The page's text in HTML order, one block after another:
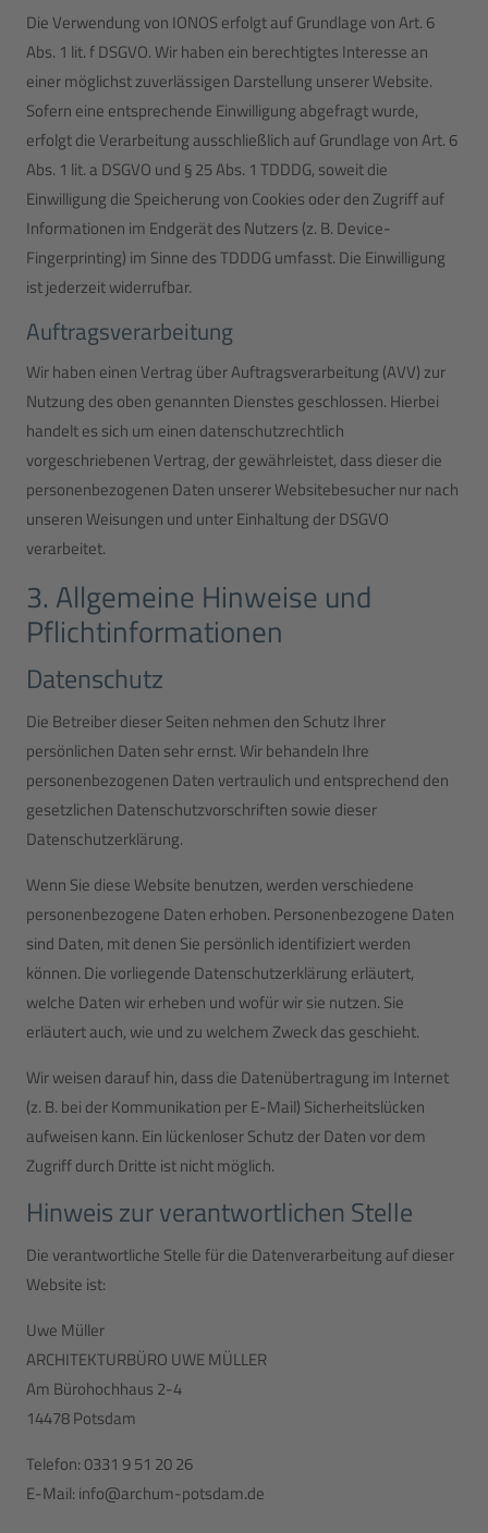
Die Verwendung von IONOS erfolgt auf Grundlage von Art. 6
Abs. 1 lit. f DSGVO. Wir haben ein berechtigtes Interesse an
einer möglichst zuverlässigen Darstellung unserer Website.
Sofern eine entsprechende Einwilligung abgefragt wurde,
erfolgt die Verarbeitung ausschließlich auf Grundlage von Art. 6
Abs. 1 lit. a DSGVO und § 25 Abs. 1 TDDDG, soweit die
Einwilligung die Speicherung von Cookies oder den Zugriff auf
Informationen im Endgerät des Nutzers (z. B. Device-
Fingerprinting) im Sinne des TDDDG umfasst. Die Einwilligung
ist jederzeit widerrufbar.
Auftragsverarbeitung
Wir haben einen Vertrag über Auftragsverarbeitung (AVV) zur
Nutzung des oben genannten Dienstes geschlossen. Hierbei
handelt es sich um einen datenschutzrechtlich
vorgeschriebenen Vertrag, der gewährleistet, dass dieser die
personenbezogenen Daten unserer Websitebesucher nur nach
unseren Weisungen und unter Einhaltung der DSGVO
verarbeitet.
3. Allgemeine Hinweise und
Pflicht­informationen
Datenschutz
Die Betreiber dieser Seiten nehmen den Schutz Ihrer
persönlichen Daten sehr ernst. Wir behandeln Ihre
personenbezogenen Daten vertraulich und entsprechend den
gesetzlichen Datenschutzvorschriften sowie dieser
Datenschutzerklärung.
Wenn Sie diese Website benutzen, werden verschiedene
personenbezogene Daten erhoben. Personenbezogene Daten
sind Daten, mit denen Sie persönlich identifiziert werden
können. Die vorliegende Datenschutzerklärung erläutert,
welche Daten wir erheben und wofür wir sie nutzen. Sie
erläutert auch, wie und zu welchem Zweck das geschieht.
Wir weisen darauf hin, dass die Datenübertragung im Internet
(z. B. bei der Kommunikation per E-Mail) Sicherheitslücken
aufweisen kann. Ein lückenloser Schutz der Daten vor dem
Zugriff durch Dritte ist nicht möglich.
Hinweis zur verantwortlichen Stelle
Die verantwortliche Stelle für die Datenverarbeitung auf dieser
Website ist:
Uwe Müller
ARCHITEKTURBÜRO UWE MÜLLER
Am Bürohochhaus 2-4
14478 Potsdam
Telefon: 0331 9 51 20 26
E-Mail: info@archum-potsdam.de